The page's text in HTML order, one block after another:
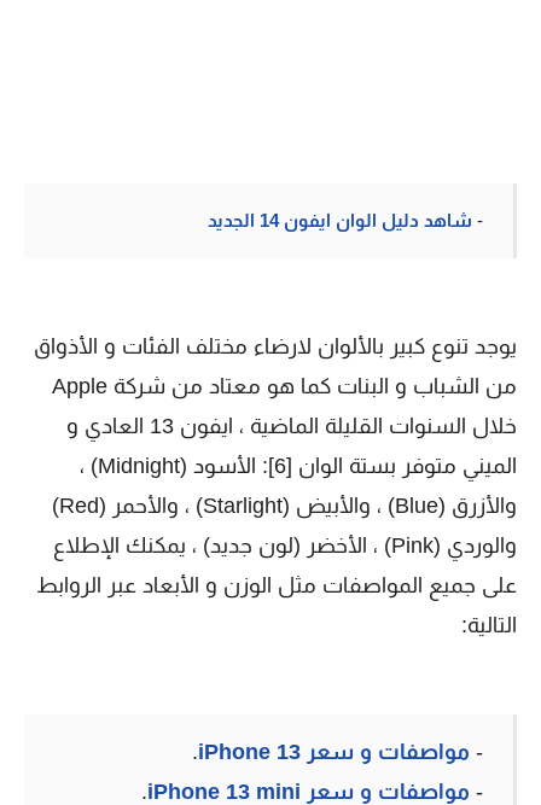
- شاهد دليل الوان ايفون 14 الجديد
يوجد تنوع كبير بالألوان لارضاء مختلف الفئات و الأذواق
من الشباب و البنات كما هو معتاد من شركة Apple
خلال السنوات القليلة الماضية ، ايفون 13 العادي و
الميني متوفر بستة الوان [6]: الأسود (Midnight) ،
والأزرق (Blue) ، والأبيض (Starlight) ، والأحمر (Red)
والوردي (Pink) ، الأخضر (لون جديد) ، يمكنك الإطلاع
على جميع المواصفات مثل الوزن و الأبعاد عبر الروابط
التالية:
- مواصفات و سعر iPhone 13
.
- مواصفات و سعر iPhone 13 mini .